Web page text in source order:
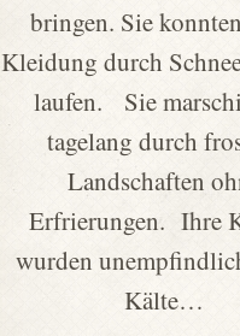
bringen. Sie
Kleidung durch
laufen. Sie
tagelang durch
Landschaften
Erfrierungen. Ihre
wurden
Kälte…